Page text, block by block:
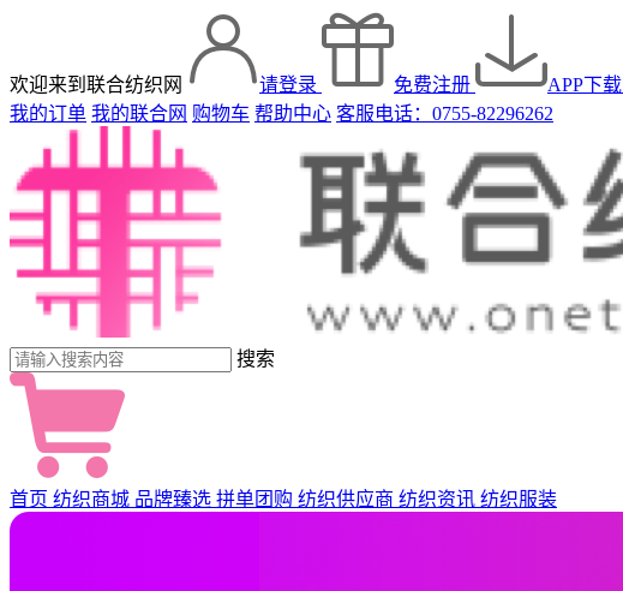
欢迎来到联合纺织网 请登录 免费注册 APP下载
我的订单 我的联合网 购物车 帮助中心 客服电话：0755-82296262
搜索
首页 纺织商城 品牌臻选 拼单团购 纺织供应商 纺织资讯 纺织服装